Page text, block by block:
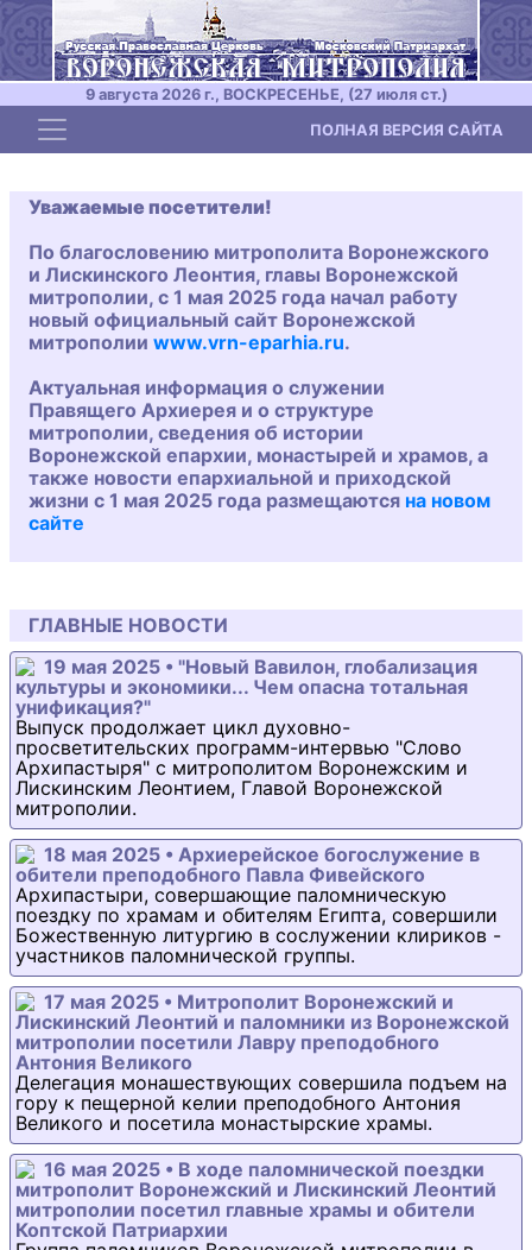
9 августа 2026 г., ВОСКРЕСЕНЬЕ, (27 июля ст.)
Toggle navigation ПОЛНАЯ ВЕРСИЯ САЙТА
Уважаемые посетители!
По благословению митрополита Воронежского
и Лискинского Леонтия, главы Воронежской
митрополии, с 1 мая 2025 года начал работу
новый официальный сайт Воронежской
митрополии www.vrn-eparhia.ru.
Актуальная информация о служении
Правящего Архиерея и о структуре
митрополии, сведения об истории
Воронежской епархии, монастырей и храмов, а
также новости епархиальной и приходской
жизни с 1 мая 2025 года размещаются на новом
сайте
ГЛАВНЫЕ НОВОСТИ
19 мая 2025 • "Новый Вавилон, глобализация
культуры и экономики... Чем опасна тотальная
унификация?"
Выпуск продолжает цикл духовно-
просветительских программ-интервью "Слово
Архипастыря" с митрополитом Воронежским и
Лискинским Леонтием, Главой Воронежской
митрополии.
18 мая 2025 • Архиерейское богослужение в
обители преподобного Павла Фивейского
Архипастыри, совершающие паломническую
поездку по храмам и обителям Египта, совершили
Божественную литургию в сослужении клириков -
участников паломнической группы.
17 мая 2025 • Митрополит Воронежский и
Лискинский Леонтий и паломники из Воронежской
митрополии посетили Лавру преподобного
Антония Великого
Делегация монашествующих совершила подъем на
гору к пещерной келии преподобного Антония
Великого и посетила монастырские храмы.
16 мая 2025 • В ходе паломнической поездки
митрополит Воронежский и Лискинский Леонтий
митрополии посетил главные храмы и обители
Коптской Патриархии